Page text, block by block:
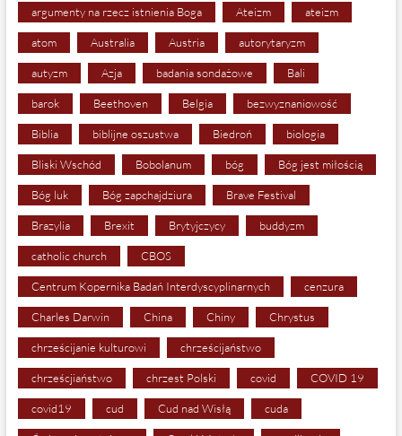
argumenty na rzecz istnienia Boga Ateizm ateizm
atom Australia Austria autorytaryzm
autyzm Azja badania sondażowe Bali
barok Beethoven Belgia bezwyznaniowość
Biblia biblijne oszustwa Biedroń biologia
Bliski Wschód Bobolanum bóg Bóg jest miłością
Bóg luk Bóg zapchajdziura Brave Festival
Brazylia Brexit Brytyjczycy buddyzm
catholic church CBOS
Centrum Kopernika Badań Interdyscyplinarnych cenzura
Charles Darwin China Chiny Chrystus
chrześcijanie kulturowi chrześcijaństwo
chrześcjiaństwo chrzest Polski covid COVID 19
covid19 cud Cud nad Wisłą cuda